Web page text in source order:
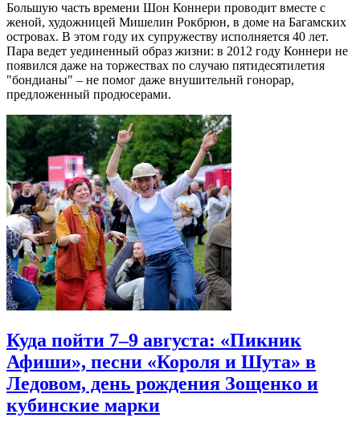
Большую часть времени Шон Коннери проводит вместе с
женой, художницей Мишелин Рокбрюн, в доме на Багамских
островах. В этом году их супружеству исполняется 40 лет.
Пара ведет уединенный образ жизни: в 2012 году Коннери не
появился даже на торжествах по случаю пятидесятилетия
"бондианы" – не помог даже внушительнй гонорар,
предложенный продюсерами.
Куда пойти 7–9 августа: «Пикник
Афиши», песни «Короля и Шута» в
Ледовом, день рождения Зощенко и
кубинские марки